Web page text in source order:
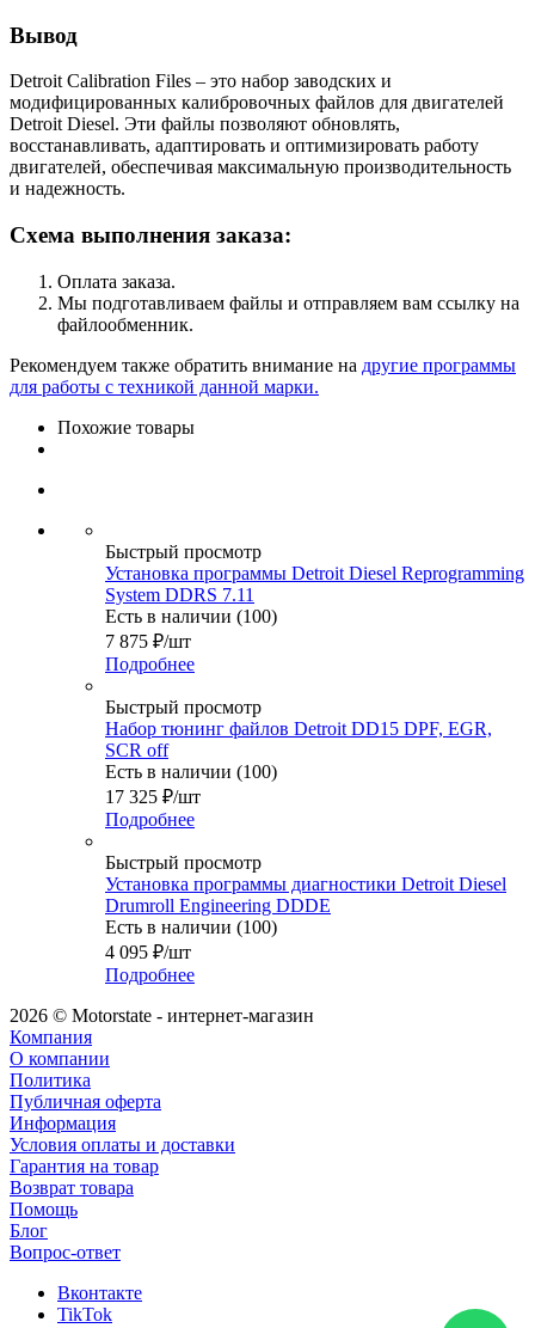
Вывод
Detroit Calibration Files – это набор заводских и
модифицированных калибровочных файлов для двигателей
Detroit Diesel. Эти файлы позволяют обновлять,
восстанавливать, адаптировать и оптимизировать работу
двигателей, обеспечивая максимальную производительность
и надежность.
Схема выполнения заказа:
Оплата заказа.
Мы подготавливаем файлы и отправляем вам ссылку на
файлообменник.
Рекомендуем также обратить внимание на другие программы
для работы с техникой данной марки.
Похожие товары
Быстрый просмотр
Установка программы Detroit Diesel Reprogramming
System DDRS 7.11
Есть в наличии (100)
7 875 ₽/шт
Подробнее
Быстрый просмотр
Набор тюнинг файлов Detroit DD15 DPF, EGR,
SCR off
Есть в наличии (100)
17 325 ₽/шт
Подробнее
Быстрый просмотр
Установка программы диагностики Detroit Diesel
Drumroll Engineering DDDE
Есть в наличии (100)
4 095 ₽/шт
Подробнее
2026 © Motorstate - интернет-магазин
Компания
О компании
Политика
Публичная оферта
Информация
Условия оплаты и доставки
Гарантия на товар
Возврат товара
Помощь
Блог
Вопрос-ответ
Вконтакте
TikTok